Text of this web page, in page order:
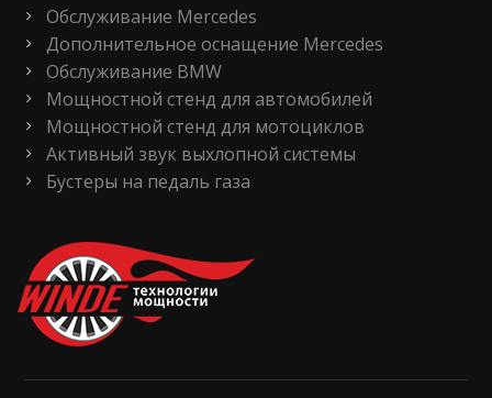
Обслуживание Mercedes
Дополнительное оснащение Mercedes
Обслуживание BMW
Мощностной стенд для автомобилей
Мощностной стенд для мотоциклов
Активный звук выхлопной системы
Бустеры на педаль газа